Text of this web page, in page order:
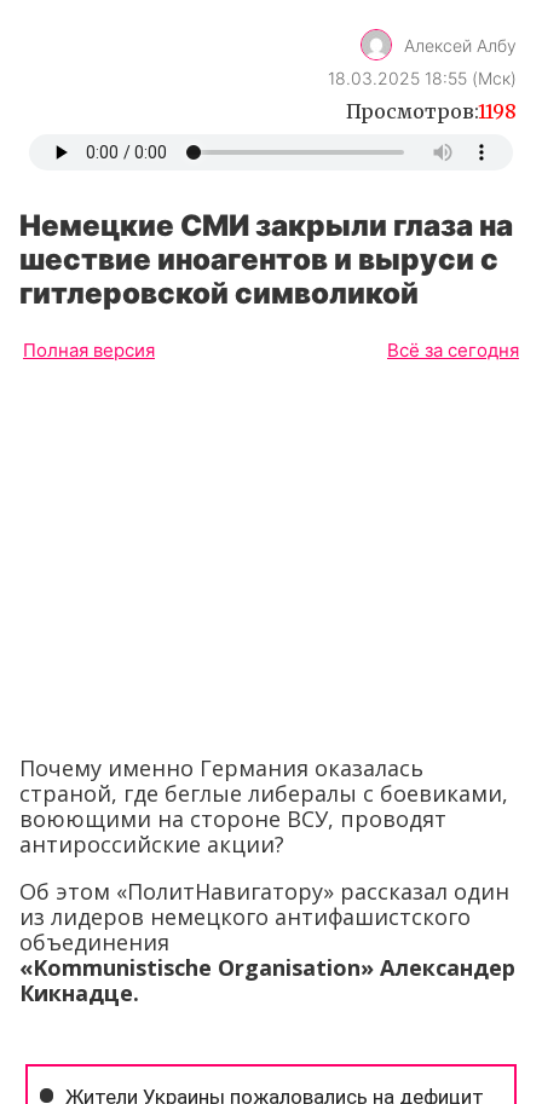
Немецкие СМИ закрыли глаза на
шествие иноагентов и выруси с
Полная версия Всё за сегодня
Об этом «ПолитНавигатору» рассказал один
из лидеров немецкого антифашистского
объединения
«Kommunistische Organisation
Кикнадце.